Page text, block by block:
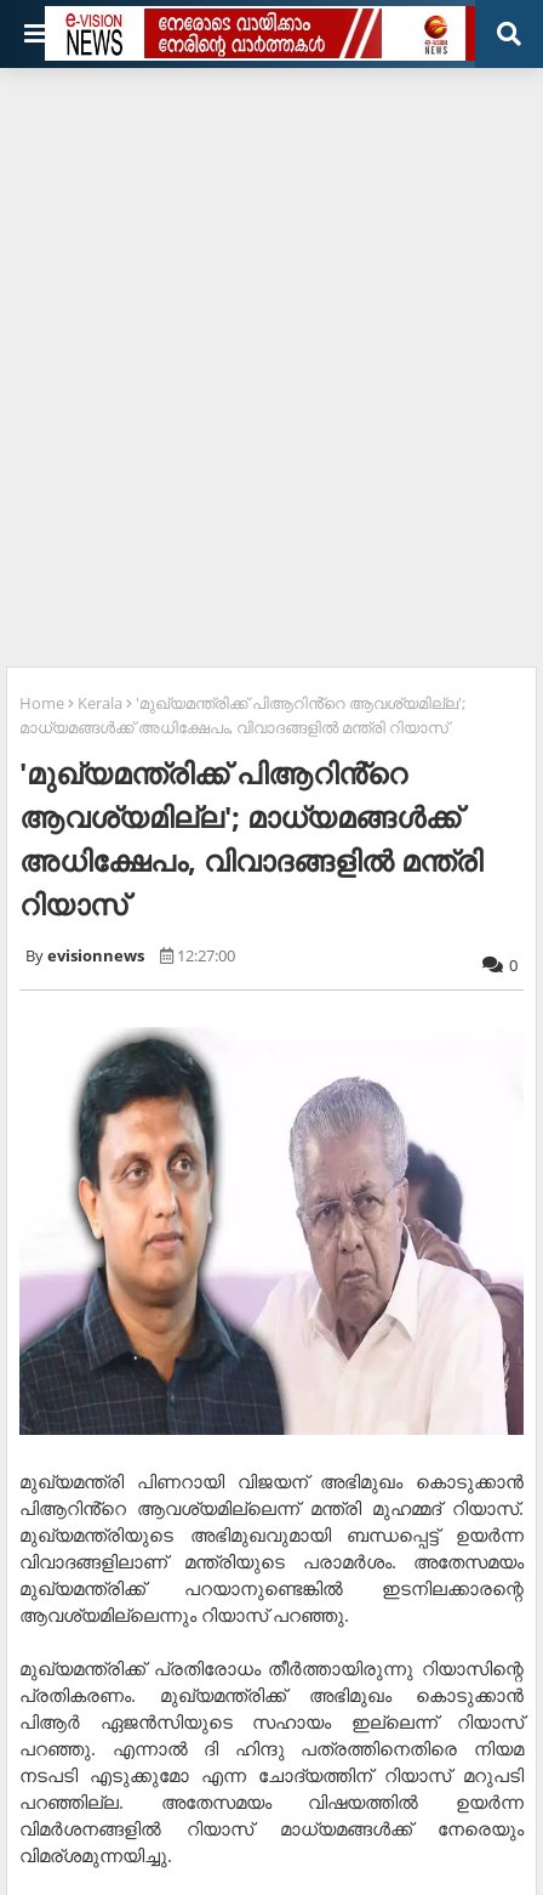
Home Kerala
'മുഖ്യമന്ത്രിക്ക് പിആറിൻ്റെ ആവശ്യമില്ല';
മാധ്യമങ്ങൾക്ക് അധിക്ഷേപം, വിവാദങ്ങളിൽ മന്ത്രി റിയാസ്
'മുഖ്യമന്ത്രിക്ക് പിആറിൻ്റെ
ആവശ്യമില്ല'; മാധ്യമങ്ങൾക്ക്
അധിക്ഷേപം, വിവാദങ്ങളിൽ മന്ത്രി
റിയാസ്
evisionnews 12:27:00 0
മുഖ്യമന്ത്രി പിണറായി വിജയന് അഭിമുഖം കൊടുക്കാൻ
പിആറിൻ്റെ ആവശ്യമില്ലെന്ന് മന്ത്രി മുഹമ്മദ് റിയാസ്.
മുഖ്യമന്ത്രിയുടെ അഭിമുഖവുമായി ബന്ധപ്പെട്ട് ഉയർന്ന
വിവാദങ്ങളിലാണ് മന്ത്രിയുടെ പരാമർശം. അതേസമയം
മുഖ്യമന്ത്രിക്ക് പറയാനുണ്ടെങ്കിൽ ഇടനിലക്കാരന്റെ
ആവശ്യമില്ലെന്നും റിയാസ് പറഞ്ഞു.
മുഖ്യമന്ത്രിക്ക് പ്രതിരോധം തീർത്തായിരുന്നു റിയാസിന്റെ
പ്രതികരണം. മുഖ്യമന്ത്രിക്ക് അഭിമുഖം കൊടുക്കാൻ
പിആർ ഏജൻസിയുടെ സഹായം ഇല്ലെന്ന് റിയാസ്
പറഞ്ഞു. എന്നാൽ ദി ഹിന്ദു പത്രത്തിനെതിരെ നിയമ
നടപടി എടുക്കുമോ എന്ന ചോദ്യത്തിന് റിയാസ് മറുപടി
പറഞ്ഞില്ല. അതേസമയം വിഷയത്തിൽ ഉയർന്ന
വിമർശനങ്ങളിൽ റിയാസ് മാധ്യമങ്ങൾക്ക് നേരെയും
വിമര്ശമുന്നയിച്ചു.